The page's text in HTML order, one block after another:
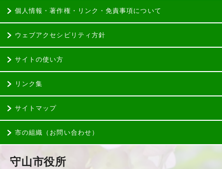
個人情報・著作権・リンク・免責事項について
ウェブアクセシビリティ方針
サイトの使い方
リンク集
サイトマップ
市の組織（お問い合わせ）
守山市役所